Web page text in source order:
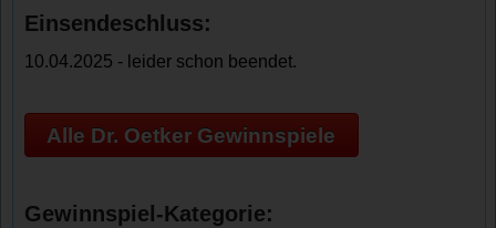
Einsendeschluss:
10.04.2025 - leider schon beendet.
Alle Dr. Oetker Gewinnspiele
Gewinnspiel-Kategorie: